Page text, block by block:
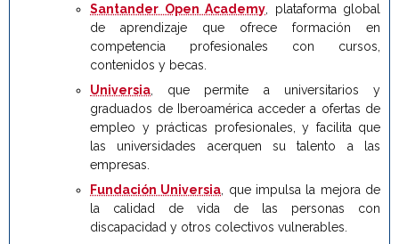
Santander Open Academy , plataforma global
de aprendizaje que ofrece formación en
competencia profesionales con cursos,
contenidos y becas.
Universia , que permite a universitarios y
graduados de Iberoamérica acceder a ofertas de
empleo y prácticas profesionales, y facilita que
las universidades acerquen su talento a las
empresas.
Fundación Universia , que impulsa la mejora de
la calidad de vida de las personas con
discapacidad y otros colectivos vulnerables.